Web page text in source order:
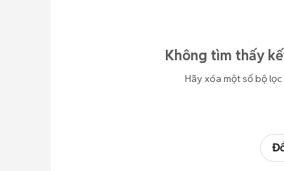
Không tìm thấy
Hãy xóa một số bộ